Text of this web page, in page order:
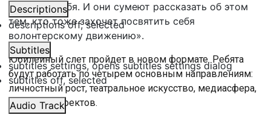
Descriptions
descriptions off, selected
Subtitles
subtitles settings, opens subtitles settings dialog
subtitles off, selected
Audio Track
частичку себя. И они сумеют рассказать об этом
тем, кто тоже захочет посвятить себя
волонтерскому движению».
Юбилейный слет пройдет в новом формате. Ребята
будут работать по четырем основным направлениям:
личностный рост, театральное искусство, медиасфера,
развитие проектов.